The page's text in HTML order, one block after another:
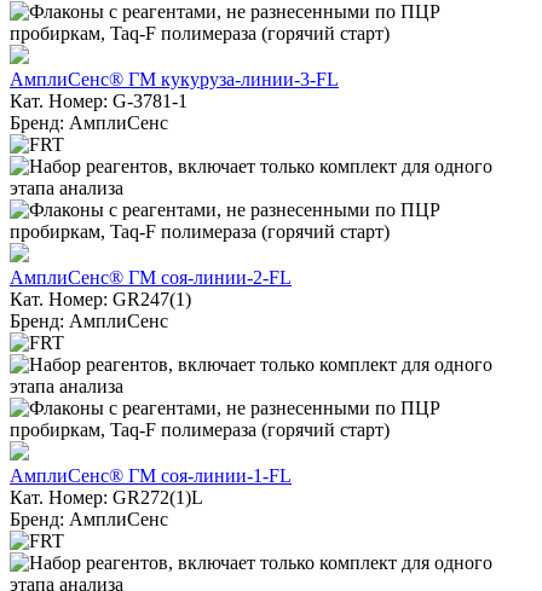
АмплиСенс® ГМ кукуруза-линии-3-FL
Кат. Номер: G-3781-1
Бренд: АмплиСенс
АмплиСенс® ГМ соя-линии-2-FL
Кат. Номер: GR247(1)
Бренд: АмплиСенс
АмплиСенс® ГМ соя-линии-1-FL
Кат. Номер: GR272(1)L
Бренд: АмплиСенс